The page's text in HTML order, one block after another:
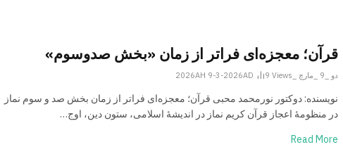
قرآن؛ معجزه‌ای فراتر از زمان «بخش صدوسوم»
دو _9 _مارچ _2026AH 9-3-2026AD 9Views
نویسنده: دوکتور نورمحمد محبی قرآن؛ معجزه‌ای فراتر از زمان بخش صد و سوم نماز
در منظومهٔ اعجاز قرآن کریم نماز در اندیشهٔ اسلامی، ستون دین، اوج…
Read More